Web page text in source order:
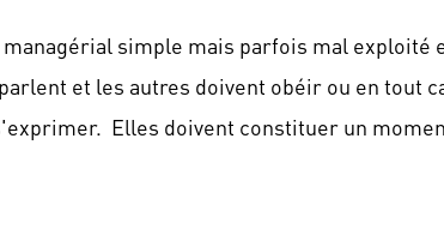
simple mais parfois mal exploité
et les autres doivent obéir ou en tout
Elles doivent constituer un